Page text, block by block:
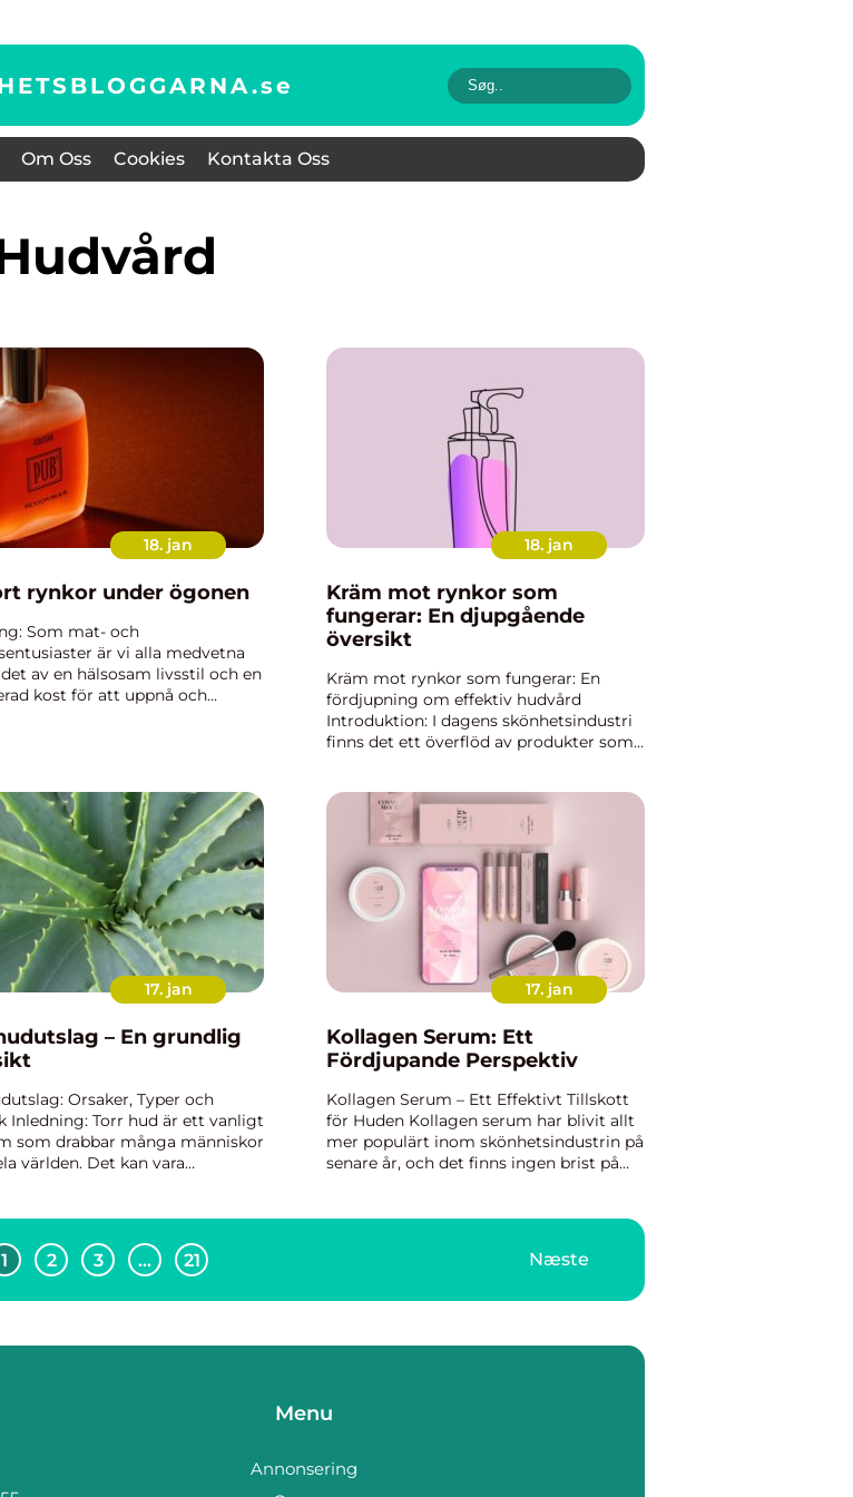
se
Om Oss Cookies Kontakta Oss
Hudvård
18. jan
rynkor under ögonen
Som mat- och
är vi alla medvetna
av en hälsosam livsstil och en
kost för att uppnå och
18. jan
Kräm mot rynkor som
fungerar: En djupgående
översikt
Kräm mot rynkor som fungerar: En
fördjupning om effektiv hudvård
Introduktion: I dagens skönhetsindustri
finns det ett överflöd av produkter som
stor popularitet är ”k...
17. jan
– En grundlig
Orsaker, Typer och
Inledning: Torr hud är ett vanligt
som drabbar många människor
världen. Det kan vara
17. jan
Kollagen Serum: Ett
Fördjupande Perspektiv
Kollagen Serum – Ett Effektivt Tillskott
för Huden Kollagen serum har blivit allt
mer populärt inom skönhetsindustrin på
senare år, och det finns ingen brist på
1 2 3 … 21 Næste
Menu
Annonsering